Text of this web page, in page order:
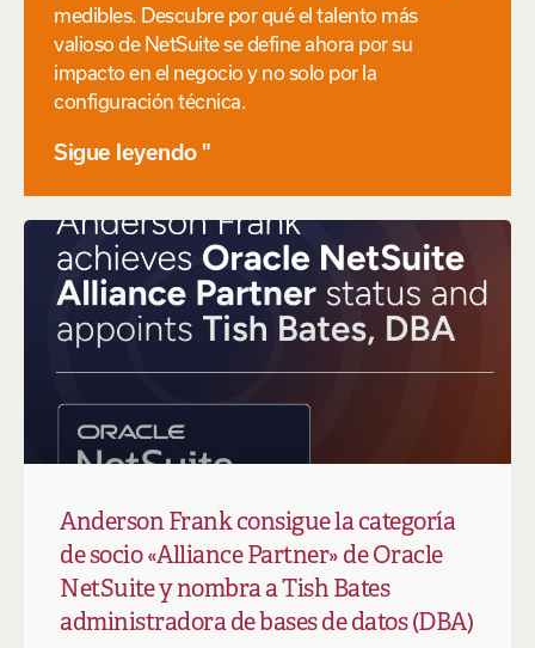
medibles. Descubre por qué el talento más
valioso de NetSuite se define ahora por su
impacto en el negocio y no solo por la
configuración técnica.
Sigue leyendo "
Anderson Frank consigue la categoría
de socio «Alliance Partner» de Oracle
NetSuite y nombra a Tish Bates
administradora de bases de datos (DBA)